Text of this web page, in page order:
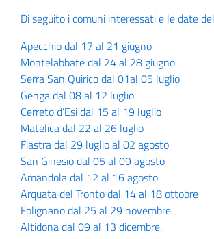
Di seguito i comuni interessati e le date
Apecchio dal 17 al 21 giugno
Montelabbate dal 24 al 28 giugno
Serra San Quirico dal 01al 05 luglio
Genga dal 08 al 12 luglio
Cerreto d’Esi dal 15 al 19 luglio
Matelica dal 22 al 26 luglio
Fiastra dal 29 luglio al 02 agosto
San Ginesio dal 05 al 09 agosto
Amandola dal 12 al 16 agosto
Arquata del Tronto dal 14 al 18 ottobre
Folignano dal 25 al 29 novembre
Altidona dal 09 al 13 dicembre.